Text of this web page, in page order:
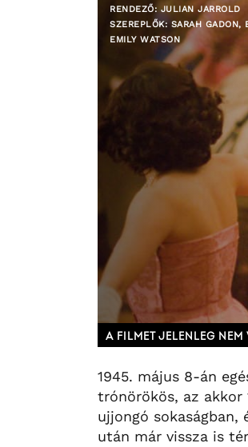
RENDEZŐ: JULIAN JARROLD
SZEREPLŐK: SARAH GADON,
EMILY WATSON
A FILMET JELENLEG NEM
1945. május 8-án
trónörökös, az akkor
ujjongó sokaságban,
után már vissza is